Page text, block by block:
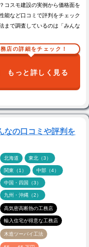
コスモ建設の実例から価格面を
能など口コミで評判をチェック
まで調査しているのは「みんな
店の詳細をチェック！
もっと詳しく見る
なの口コミや評判を
北海道 東北（3）
関東（1） 中部（4）
中国・四国（3）
九州・沖縄（2）
高気密高断熱の工務店
輸入住宅が得意な工務店
木造ツーバイ工法